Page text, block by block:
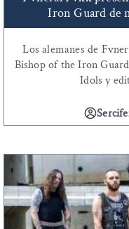
Iron Guard de
Los alemanes de
Bishop of the Iron
Idols y